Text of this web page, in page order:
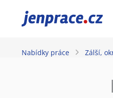
JenPráce.cz
Nabídky práce Zálší,